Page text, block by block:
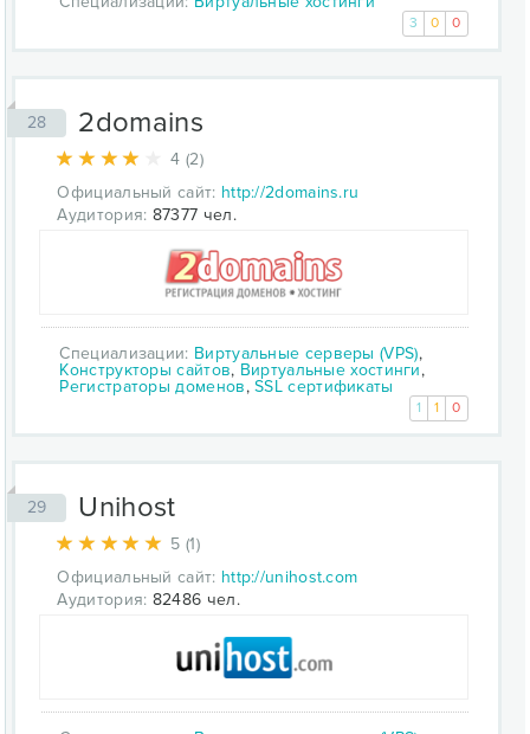
3 0 0
28 2domains
4 (2)
Официальный сайт: http://2domains.ru
Аудитория: 87377 чел.
Специализации: Виртуальные серверы (VPS),
Конструкторы сайтов, Виртуальные хостинги,
Регистраторы доменов,SSL сертификаты
1 1 0
29 Unihost
5 (1)
Официальный сайт: http://unihost.com
Аудитория: 82486 чел.